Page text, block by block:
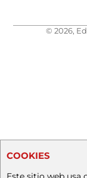
© 2026,
COOKIES